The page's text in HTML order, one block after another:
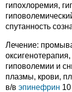
гипохлоремия,
спутанность
Лечение:
гиповолемии и
плазмы, крови,
в/в эпинефрин